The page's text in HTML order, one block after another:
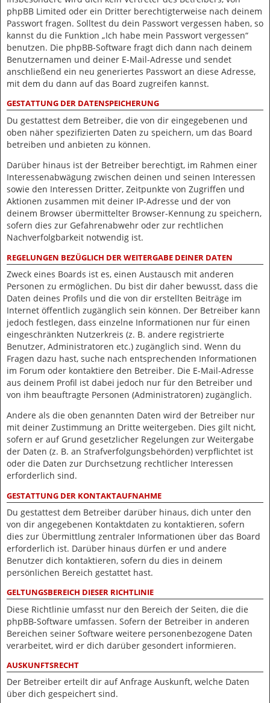
phpBB Limited oder ein Dritter berechtigterweise nach deinem
Passwort fragen. Solltest du dein Passwort vergessen haben, so
kannst du die Funktion „Ich habe mein Passwort vergessen“
benutzen. Die phpBB-Software fragt dich dann nach deinem
Benutzernamen und deiner E-Mail-Adresse und sendet
anschließend ein neu generiertes Passwort an diese Adresse,
mit dem du dann auf das Board zugreifen kannst.
GESTATTUNG DER DATENSPEICHERUNG
Du gestattest dem Betreiber, die von dir eingegebenen und
oben näher spezifizierten Daten zu speichern, um das Board
betreiben und anbieten zu können.
Darüber hinaus ist der Betreiber berechtigt, im Rahmen einer
Interessenabwägung zwischen deinen und seinen Interessen
sowie den Interessen Dritter, Zeitpunkte von Zugriffen und
Aktionen zusammen mit deiner IP-Adresse und der von
deinem Browser übermittelter Browser-Kennung zu speichern,
sofern dies zur Gefahrenabwehr oder zur rechtlichen
Nachverfolgbarkeit notwendig ist.
REGELUNGEN BEZÜGLICH DER WEITERGABE DEINER DATEN
Zweck eines Boards ist es, einen Austausch mit anderen
Personen zu ermöglichen. Du bist dir daher bewusst, dass die
Daten deines Profils und die von dir erstellten Beiträge im
Internet öffentlich zugänglich sein können. Der Betreiber kann
jedoch festlegen, dass einzelne Informationen nur für einen
eingeschränkten Nutzerkreis (z. B. andere registrierte
Benutzer, Administratoren etc.) zugänglich sind. Wenn du
Fragen dazu hast, suche nach entsprechenden Informationen
im Forum oder kontaktiere den Betreiber. Die E-Mail-Adresse
aus deinem Profil ist dabei jedoch nur für den Betreiber und
von ihm beauftragte Personen (Administratoren) zugänglich.
Andere als die oben genannten Daten wird der Betreiber nur
mit deiner Zustimmung an Dritte weitergeben. Dies gilt nicht,
sofern er auf Grund gesetzlicher Regelungen zur Weitergabe
der Daten (z. B. an Strafverfolgungsbehörden) verpflichtet ist
oder die Daten zur Durchsetzung rechtlicher Interessen
erforderlich sind.
GESTATTUNG DER KONTAKTAUFNAHME
Du gestattest dem Betreiber darüber hinaus, dich unter den
von dir angegebenen Kontaktdaten zu kontaktieren, sofern
dies zur Übermittlung zentraler Informationen über das Board
erforderlich ist. Darüber hinaus dürfen er und andere
Benutzer dich kontaktieren, sofern du dies in deinem
persönlichen Bereich gestattet hast.
GELTUNGSBEREICH DIESER RICHTLINIE
Diese Richtlinie umfasst nur den Bereich der Seiten, die die
phpBB-Software umfassen. Sofern der Betreiber in anderen
Bereichen seiner Software weitere personenbezogene Daten
verarbeitet, wird er dich darüber gesondert informieren.
AUSKUNFTSRECHT
Der Betreiber erteilt dir auf Anfrage Auskunft, welche Daten
über dich gespeichert sind.